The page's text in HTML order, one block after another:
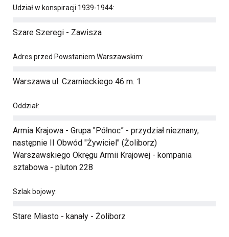
Udział w konspiracji 1939-1944:
Szare Szeregi - Zawisza
Adres przed Powstaniem Warszawskim:
Warszawa ul. Czarnieckiego 46 m. 1
Oddział:
Armia Krajowa - Grupa "Północ” - przydział nieznany,
następnie II Obwód "Żywiciel" (Żoliborz)
Warszawskiego Okręgu Armii Krajowej - kompania
sztabowa - pluton 228
Szlak bojowy:
Stare Miasto - kanały - Żoliborz